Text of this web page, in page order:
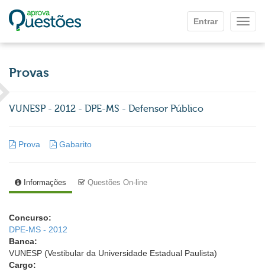
Entrar
Provas
VUNESP - 2012 - DPE-MS - Defensor Público
Prova Gabarito
Informações Questões On-line
Concurso:
DPE-MS - 2012
Banca:
VUNESP (Vestibular da Universidade Estadual Paulista)
Cargo: